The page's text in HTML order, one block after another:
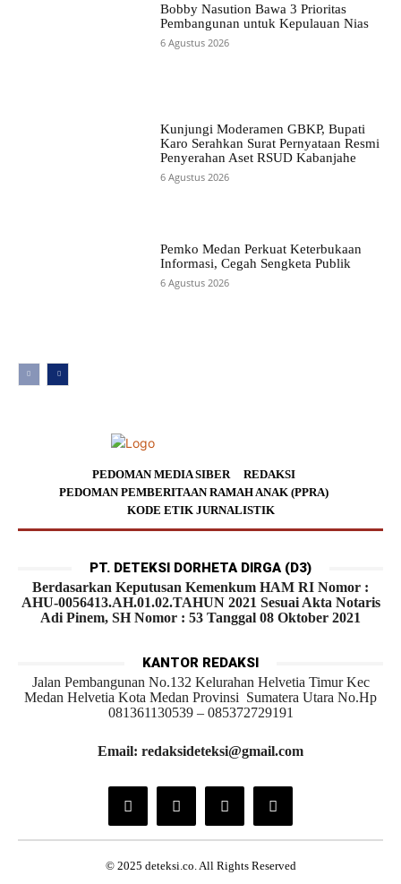
Bobby Nasution Bawa 3 Prioritas
Pembangunan untuk Kepulauan Nias
6 Agustus 2026
Kunjungi Moderamen GBKP, Bupati
Karo Serahkan Surat Pernyataan Resmi
Penyerahan Aset RSUD Kabanjahe
6 Agustus 2026
Pemko Medan Perkuat Keterbukaan
Informasi, Cegah Sengketa Publik
6 Agustus 2026
PEDOMAN MEDIA SIBER
REDAKSI
PEDOMAN PEMBERITAAN RAMAH ANAK (PPRA)
KODE ETIK JURNALISTIK
PT. DETEKSI DORHETA DIRGA (D3)
Berdasarkan Keputusan Kemenkum HAM RI Nomor :
AHU-0056413.AH.01.02.TAHUN 2021 Sesuai Akta Notaris
Adi Pinem, SH Nomor : 53 Tanggal 08 Oktober 2021
KANTOR REDAKSI
Jalan Pembangunan No.132 Kelurahan Helvetia Timur Kec
Medan Helvetia Kota Medan Provinsi Sumatera Utara No.Hp
081361130539 – 085372729191
Email: redaksideteksi@gmail.com
© 2025 deteksi.co. All Rights Reserved